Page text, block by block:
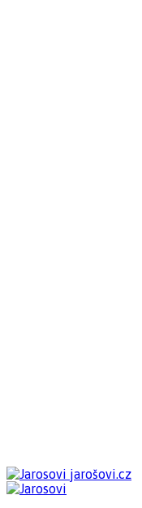
jarošovi.cz